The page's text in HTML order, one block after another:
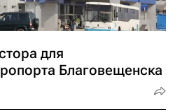
для
Благовещенска